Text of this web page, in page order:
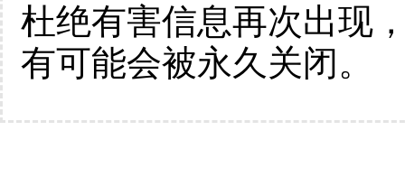
杜绝有害信息再次出现
有可能会被永久关闭。